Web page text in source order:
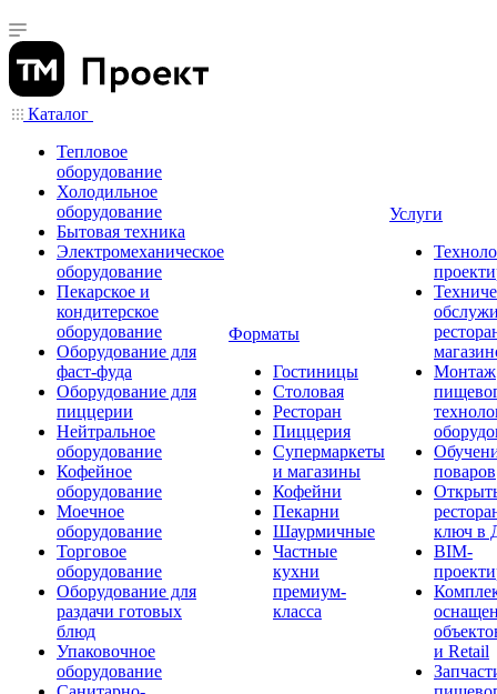
Каталог
Тепловое
оборудование
Холодильное
оборудование
Бытовая техника
Электромеханическое
оборудование
Пекарское и
кондитерское
оборудование
Оборудование для
фаст-фуда
Оборудование для
пиццерии
Нейтральное
оборудование
Кофейное
оборудование
Моечное
оборудование
Торговое
оборудование
Оборудование для
раздачи готовых
блюд
Упаковочное
оборудование
Форматы
Гостиницы
Столовая
Ресторан
Пиццерия
Супермаркеты
и магазины
Кофейни
Пекарни
Шаурмичные
Частные
кухни
премиум-
класса
Услуги
Монтаж
поваров
ключ в
BIM-
и Retail